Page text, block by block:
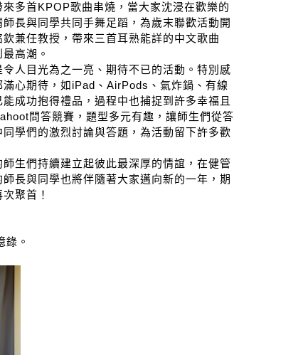
來多首KPOP歌曲串燒 ，當大家沈浸在歡樂的
長與同學共同手舞足蹈，為歲末聯歡活動開
兼任教授，帶來三首耳熟能詳的中文歌曲
高潮。
人目光為之一亮、期待不已的活動。特別感
心期待，如iPad 、AirPods 、氣炸鍋、有線
成功抱得禮品，過程中也捕捉到許多幸福且
問答競賽，題型多元有趣，讓師生們從答
學們的激烈討論與答題，為活動留下許多歡
生們持續建立起彼此最深厚的情誼，在健管
長與同學也將伴隨著大家邁向新的一年，期
聚首！
錄 。